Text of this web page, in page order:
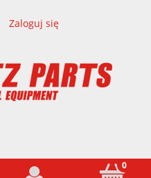
Zaloguj się